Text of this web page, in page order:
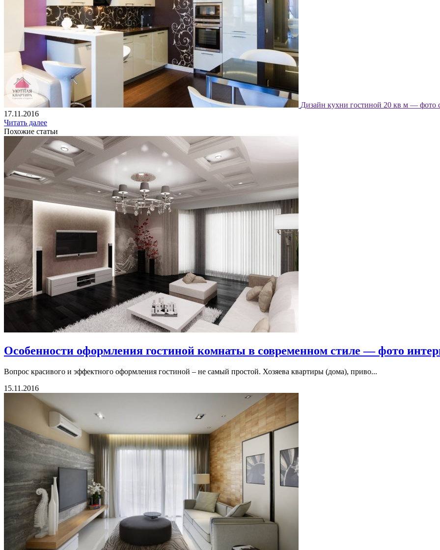
Дизайн кухни гостиной 20 кв м — фото
17.11.2016
Читать далее
Похожие статьи
Особенности оформления гостиной комнаты в современном стиле — фото
Вопрос красивого и эффектного оформления гостиной – не самый простой. Хозяева квартиры (дома), приво...
15.11.2016